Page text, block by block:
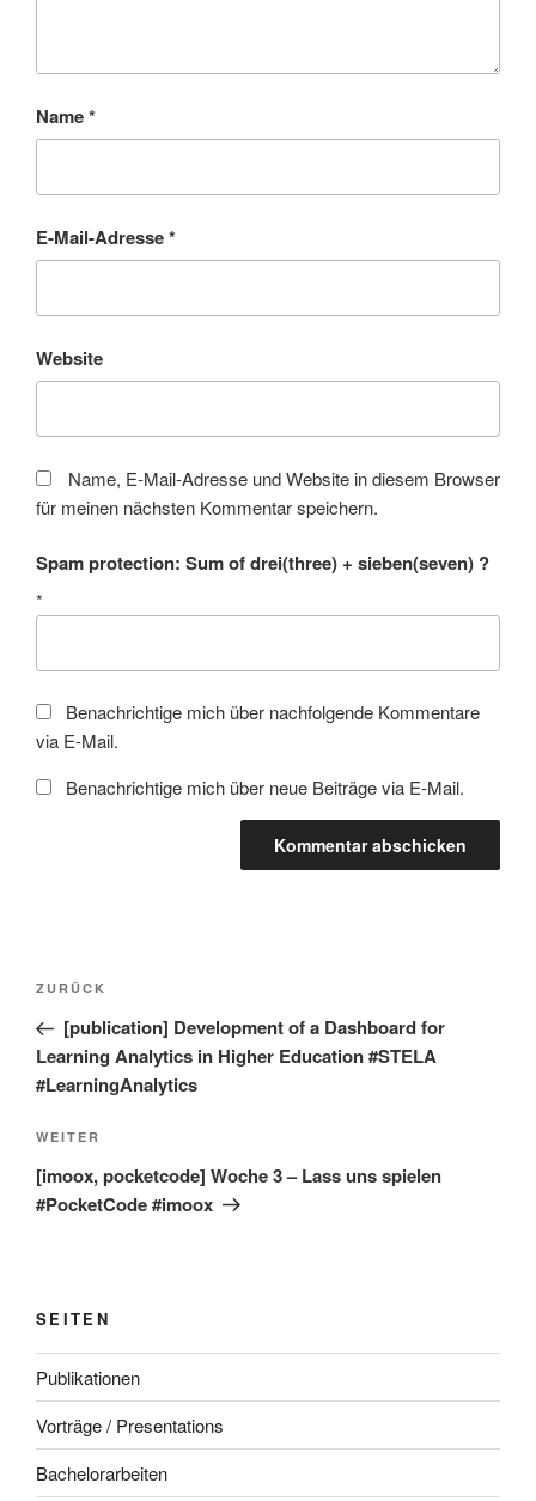
Name*
E-Mail-Adresse*
Website
Name, E-Mail-Adresse und Website in diesem Browser
für meinen nächsten Kommentar speichern.
Spam protection: Sum of drei(three) + sieben(seven) ?
*
Benachrichtige mich über nachfolgende Kommentare
via E-Mail.
Benachrichtige mich über neue Beiträge via E-Mail.
Beitragsnavigation
Vorheriger
Beitrag
ZURÜCK
[publication] Development of a Dashboard for
Learning Analytics in Higher Education #STELA
#LearningAnalytics
Nächster
Beitrag
WEITER
[imoox, pocketcode] Woche 3 – Lass uns spielen
#PocketCode #imoox
SEITEN
Publikationen
Vorträge / Presentations
Bachelorarbeiten